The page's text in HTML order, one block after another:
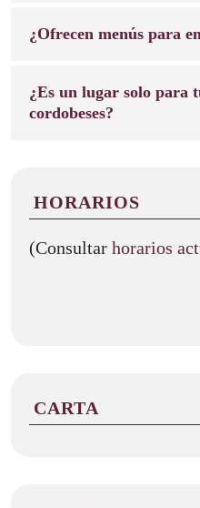
¿Ofrecen menús para
¿Es un lugar solo para
cordobeses?
HORARIOS
(Consultar horarios
CARTA